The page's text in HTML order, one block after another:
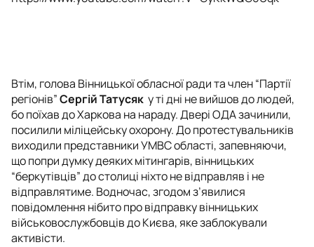
Втім, голова Вінницької обласної ради та член “Партії
регіонів”Сергій Татусяк у ті дні не вийшов до людей,
бо поїхав до Харкова на нараду. Двері ОДА зачинили,
посилили міліцейську охорону. До протестувальників
виходили представники УМВС області, запевняючи,
що попри думку деяких мітингарів, вінницьких
“беркутівців” до столиці ніхто не відправляв і не
відправлятиме. Водночас, згодом з’явилися
повідомлення нібито про відправку вінницьких
військовослужбовців до Києва, яке заблокували
активісти.